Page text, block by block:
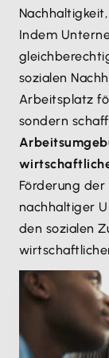
Indem
sozialen
Arbeitsplatz
sondern
Förderung der
nachhaltiger
den sozialen